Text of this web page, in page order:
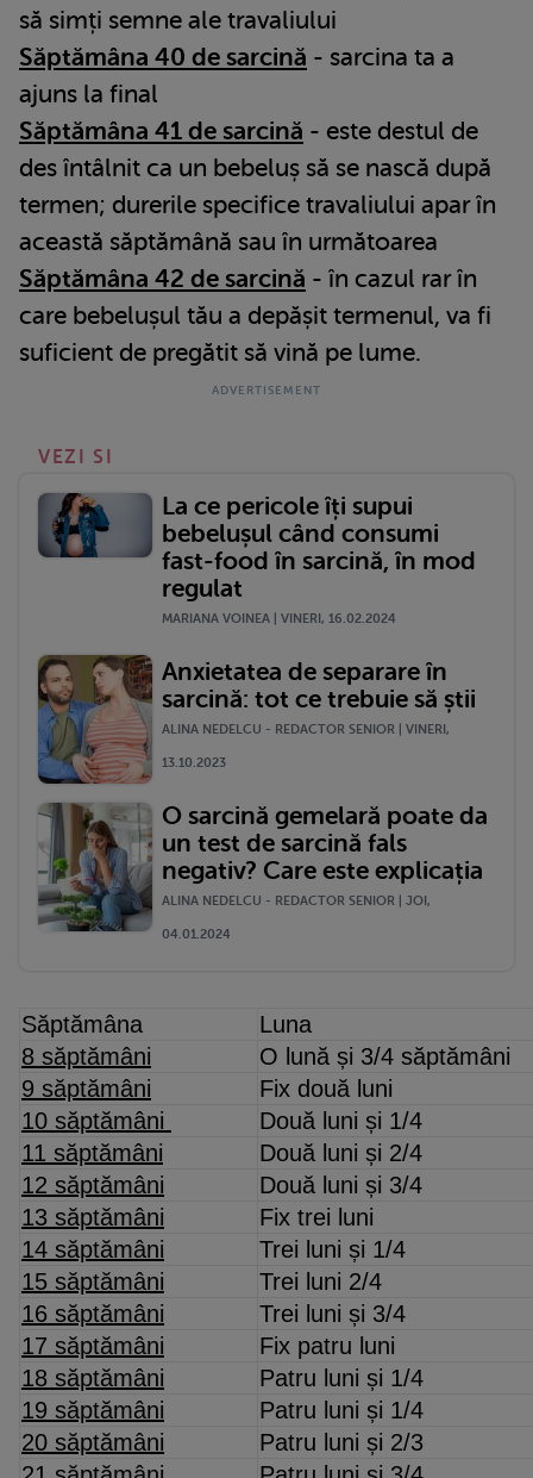
să simți semne ale travaliului
Săptămâna 40 de sarcină - sarcina ta a
ajuns la final
Săptămâna 41 de sarcină - este destul de
des întâlnit ca un bebeluș să se nască după
termen; durerile specifice travaliului apar în
această săptămână sau în următoarea
Săptămâna 42 de sarcină - în cazul rar în
care bebelușul tău a depășit termenul, va fi
suficient de pregătit să vină pe lume.
VEZI SI
La ce pericole îți supui
bebelușul când consumi
fast-food în sarcină, în mod
regulat
MARIANA VOINEA | VINERI, 16.02.2024
Anxietatea de separare în
sarcină: tot ce trebuie să știi
ALINA NEDELCU - REDACTOR SENIOR | VINERI,
13.10.2023
O sarcină gemelară poate da
un test de sarcină fals
negativ? Care este explicația
ALINA NEDELCU - REDACTOR SENIOR | JOI,
04.01.2024
Săptămâna
Luna
8 săptămâni
O lună și 3/4 săptămâni
9 săptămâni
Fix două luni
10 săptămâni
Două luni și 1/4
11 săptămâni
Două luni și 2/4
12 săptămâni
Două luni și 3/4
13 săptămâni
Fix trei luni
14 săptămâni
Trei luni și 1/4
15 săptămâni
Trei luni 2/4
16 săptămâni
Trei luni și 3/4
17 săptămâni
Fix patru luni
18 săptămâni
Patru luni și 1/4
19 săptămâni
Patru luni și 1/4
20 săptămâni
Patru luni și 2/3